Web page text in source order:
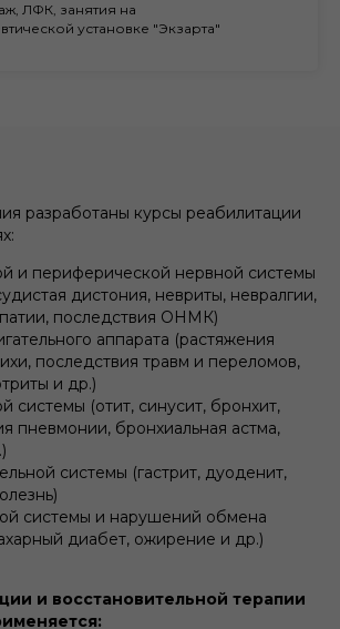
ЛФК, занятия на
установке "Экзарта"
разработаны курсы реабилитации
и периферической нервной системы
дистония, невриты, невралгии,
последствия ОНМК)
аппарата (растяжения
последствия травм и переломов,
и др.)
системы (отит, синусит, бронхит,
пневмонии, бронхиальная астма,
системы (гастрит, дуоденит,
системы и нарушений обмена
диабет, ожирение и др.)
и восстановительной терапии